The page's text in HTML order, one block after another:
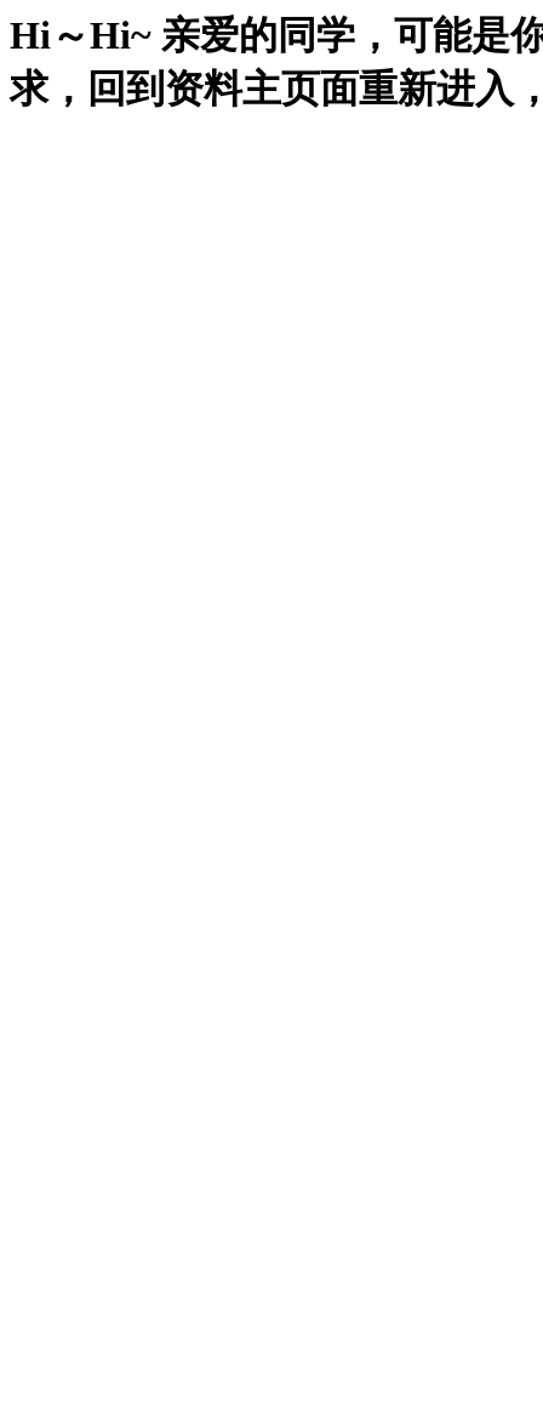
Hi～Hi~ 亲爱的同学，可能是
求，回到资料主页面重新进入